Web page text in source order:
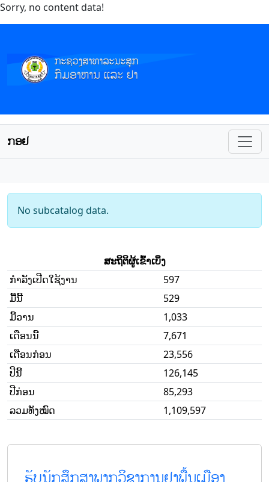
Sorry, no content data!
ກອຢ
No subcatalog data.
ສະຖິຕິຜູ້ເຂົ້າເບິ່ງ
ກໍາລັງເປີດໃຊ້ງານ
597
ມື້ນີ້
529
ມື້ວານ
1,033
ເດືອນນີ້
7,671
ເດືອນກ່ອນ
23,556
ປີນີ້
126,145
ປີກ່ອນ
85,293
ລວມທັງໝົດ
1,109,597